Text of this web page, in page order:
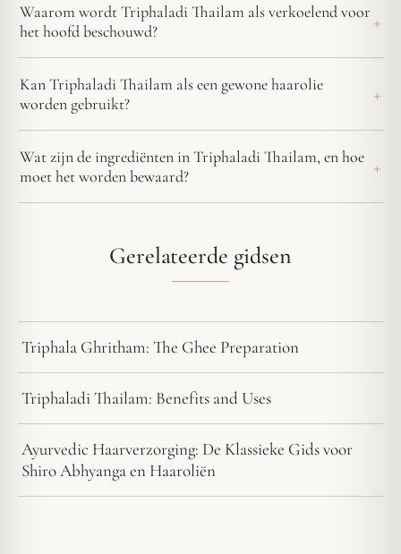
Waarom wordt Triphaladi Thailam als verkoelend voor
het hoofd beschouwd?
Kan Triphaladi Thailam als een gewone haarolie
worden gebruikt?
Wat zijn de ingrediënten in Triphaladi Thailam, en hoe
moet het worden bewaard?
Gerelateerde gidsen
Triphala Ghritham: The Ghee Preparation
Triphaladi Thailam: Benefits and Uses
Ayurvedic Haarverzorging: De Klassieke Gids voor
Shiro Abhyanga en Haaroliën